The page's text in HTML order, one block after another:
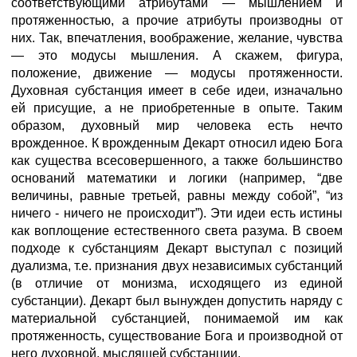
соответствующими атрибутами — мышлением и
протяженностью, а прочие атрибуты производны от
них. Так, впечатления, воображение, желание, чувства
— это модусы мышления. А скажем, фигура,
положение, движение — модусы протяженности.
Духовная субстанция имеет в себе идеи, изначально
ей присущие, а не приобретенные в опыте. Таким
образом, духовный мир человека есть нечто
врожденное. К врожденным Декарт относил идею Бога
как существа всесовершенного, а также большинство
оснований математики и логики (например, “две
величины, равные третьей, равны между собой”, “из
ничего - ничего не происходит”). Эти идеи есть истины
как воплощение естественного света разума. В своем
подходе к субстанциям Декарт выступал с позиций
дуализма, т.е. признания двух независимых субстанций
(в отличие от монизма, исходящего из единой
субстанции). Декарт был вынужден допустить наряду с
материальной субстанцией, понимаемой им как
протяженность, существование Бога и производной от
него духовной, мыслящей субстанции.